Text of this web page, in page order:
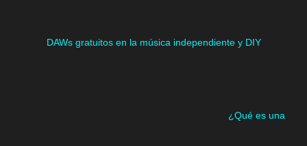
DAWs gratuitos en la música independiente y DIY
¿Qué es una